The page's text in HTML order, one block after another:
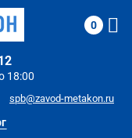
18:00
spb@zavod-metakon.ru
0